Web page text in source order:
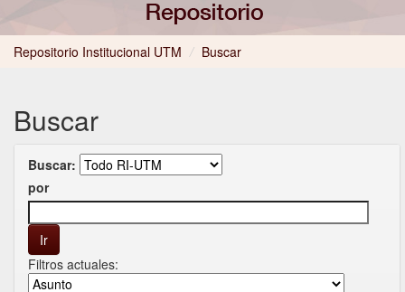
Repositorio Institucional UTM / Buscar
Buscar
Buscar:
por
Filtros actuales: